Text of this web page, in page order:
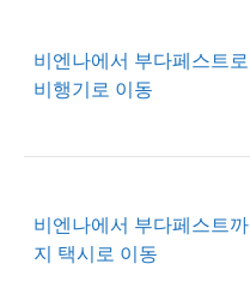
비엔나에서 부다페스트로
비행기로 이동
비엔나에서 부다페스트까
지 택시로 이동